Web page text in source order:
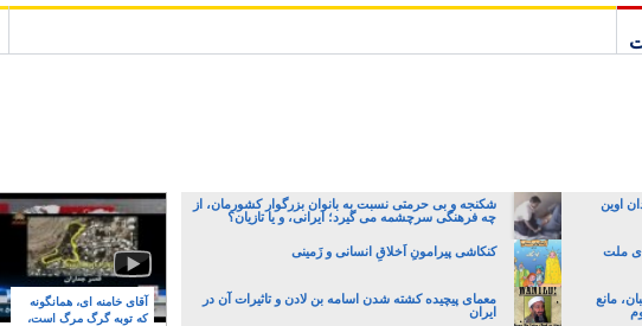
سال به زندان اوین
شکنجه و بی حرمتی نسبت به بانوان بزرگوار کشورمان، از
چه فرهنگی سرچشمه می گیرد؛ ایرانی، و یا تازیان؟
ملت کنکاشی پیرامونِ اَخلاقِ انسانی و زَمینی
مانع
معمای پیچیده کشته شدن اسامه بن لادن و تاثیرات آن در
ایران
آقای خامنه ای، همانگونه
که توبه گرگ مرگ است،